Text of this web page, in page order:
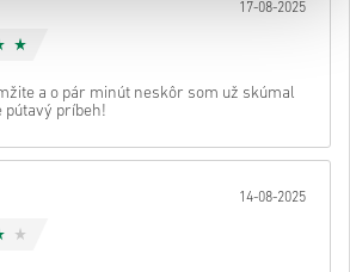
17-08-2025
a o pár minút neskôr som už skúmal
pútavý príbeh!
14-08-2025